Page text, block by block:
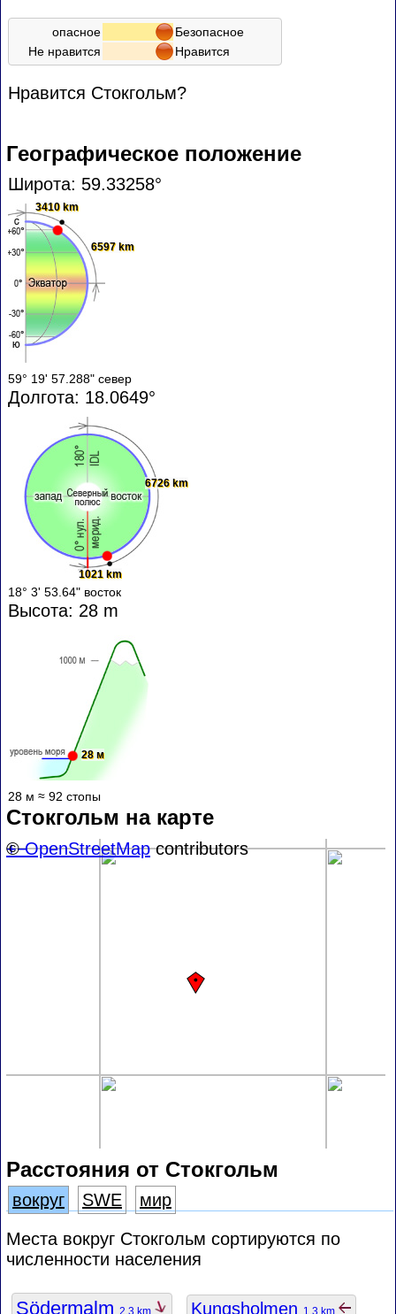
опасное
Безопасное
Не нравится
Нравится
Нравится Стокгольм?
Географическое положение
Широта: 59.33258°
3410 km
6597 km
59° 19' 57.288" север
Долгота: 18.0649°
1021 km
6726 km
18° 3' 53.64" восток
Высота: 28 m
28 м
28 м ≈ 92 стопы
Стокгольм на карте
+−
©OpenStreetMapcontributors
Расстояния от Стокгольм
вокруг SWE
мир
Места вокруг Стокгольм сортируются по
численности населения
Södermalm 2.3 km Kungsholmen 1.3 km